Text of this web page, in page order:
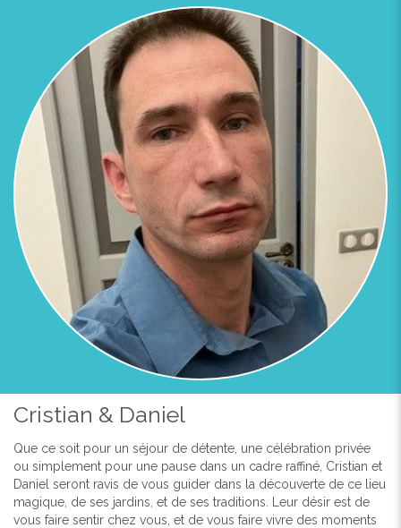
Cristian & Daniel
Que ce soit pour un séjour de détente, une célébration privée
ou simplement pour une pause dans un cadre raffiné, Cristian et
Daniel seront ravis de vous guider dans la découverte de ce lieu
magique, de ses jardins, et de ses traditions. Leur désir est de
vous faire sentir chez vous, et de vous faire vivre des moments